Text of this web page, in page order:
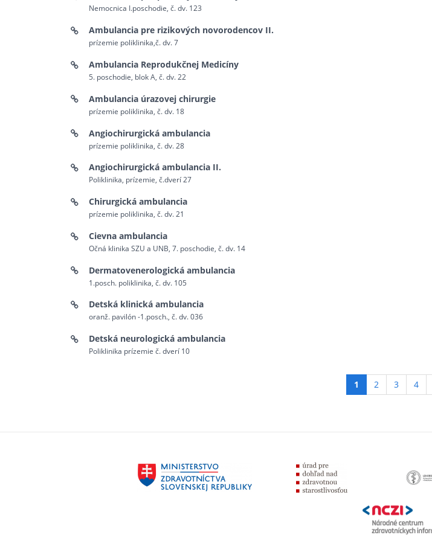
Nemocnica I.poschodie, č. dv. 123
Ambulancia pre rizikových novorodencov II.
prízemie poliklinika,č. dv. 7
Ambulancia Reprodukčnej Medicíny
5. poschodie, blok A, č. dv. 22
Ambulancia úrazovej chirurgie
prízemie poliklinika, č. dv. 18
Angiochirurgická ambulancia
prízemie poliklinika, č. dv. 28
Angiochirurgická ambulancia II.
Poliklinika, prízemie, č.dverí 27
Chirurgická ambulancia
prízemie poliklinika, č. dv. 21
Cievna ambulancia
Očná klinika SZU a UNB, 7. poschodie, č. dv. 14
Dermatovenerologická ambulancia
1.posch. poliklinika, č. dv. 105
Detská klinická ambulancia
oranž. pavilón -1.posch., č. dv. 036
Detská neurologická ambulancia
Poliklinika prízemie č. dverí 10
1 (aktívna
podstránka)
2 3 4